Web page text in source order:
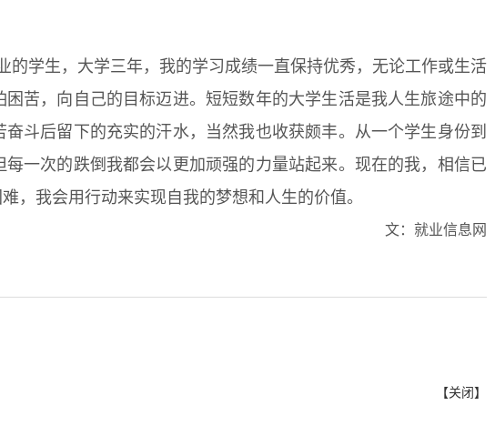
学生，大学三年，我的学习成绩一直保持优秀，无论工作或生活
苦，向自己的目标迈进。短短数年的大学生活是我人生旅途中的
斗后留下的充实的汗水，当然我也收获颇丰。从一个学生身份到
一次的跌倒我都会以更加顽强的力量站起来。现在的我，相信已
，我会用行动来实现自我的梦想和人生的价值。
文：就业信息网
【关闭】